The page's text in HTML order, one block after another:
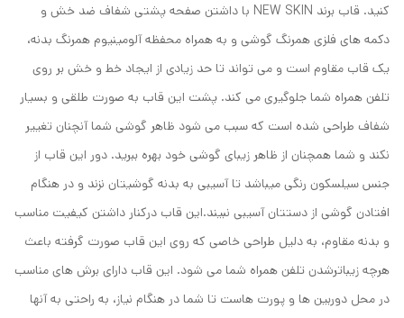
کنید. قاب برند NEW SKIN با داشتن صفحه پشتی شفاف ضد خش و
دکمه های فلزی همرنگ گوشی و به همراه محفظه آلومینیوم همرنگ بدنه،
یک قاب مقاوم است و می تواند تا حد زیادی از ایجاد خط و خش بر روی
تلفن همراه شما جلوگیری می کند. پشت این قاب به صورت طلقی و بسیار
شفاف طراحی شده است که سبب می شود ظاهر گوشی شما آنچنان تغییر
نکند و شما همچنان از ظاهر زیبای گوشی خود بهره ببرید. دور این قاب از
جنس سیلسکون رنگی میباشد تا آسیبی به بدنه گوشیتان نزند و در هنگام
افتادن گوشی از دستتان آسیبی نبیند.این قاب درکنار داشتن کیفیت مناسب
و بدنه مقاوم، به دلیل طراحی خاصی که روی این قاب صورت گرفته باعث
هرچه زیباترشدن تلفن همراه شما می شود. این قاب دارای برش های مناسب
در محل دوربین ها و پورت هاست تا شما در هنگام نیاز، به راحتی به آنها